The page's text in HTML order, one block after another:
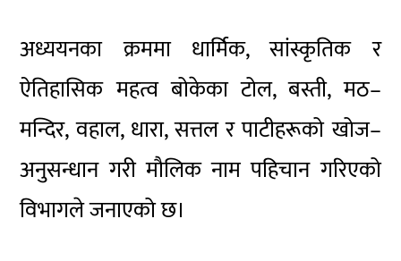
अध्ययनका क्रममा धार्मिक, सांस्कृतिक र
ऐतिहासिक महत्व बोकेका टोल, बस्ती, मठ–
मन्दिर, वहाल, धारा, सत्तल र पाटीहरूको खोज–
अनुसन्धान गरी मौलिक नाम पहिचान गरिएको
विभागले जनाएको छ।